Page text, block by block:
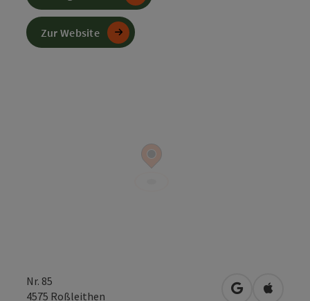
Nr. 85
4575 Roßleithen in Google
in
Zur Website